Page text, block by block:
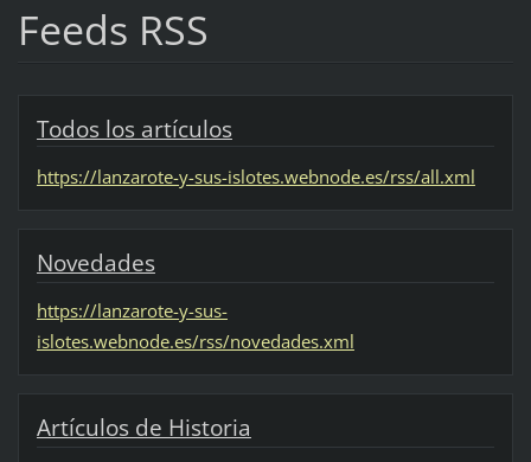
Feeds RSS
Todos los artículos
https://lanzarote-y-sus-islotes.webnode.es/rss/all.xml
Novedades
https://lanzarote-y-sus-
islotes.webnode.es/rss/novedades.xml
Artículos de Historia